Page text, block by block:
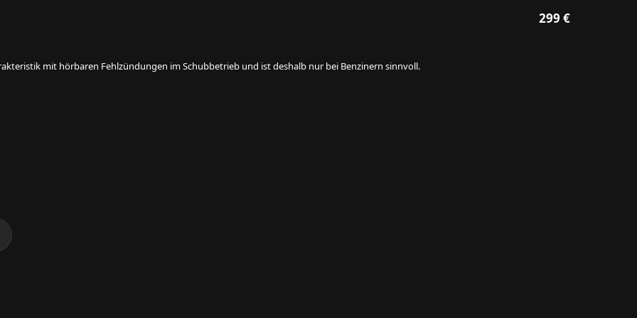
299 €
mit hörbaren Fehlzündungen im Schubbetrieb und ist deshalb nur bei Benzinern sinnvoll.